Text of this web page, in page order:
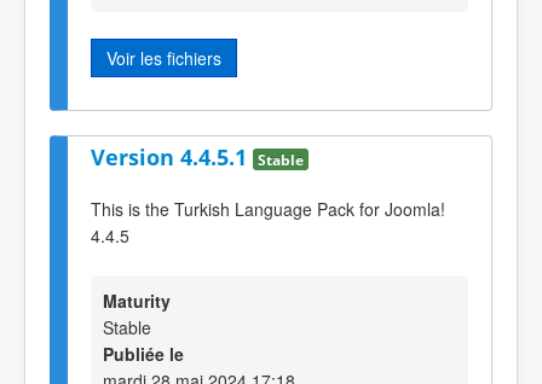
Voir les fichiers
Version 4.4.5.1 Stable
This is the Turkish Language Pack for Joomla!
4.4.5
Maturity
Stable
Publiée le